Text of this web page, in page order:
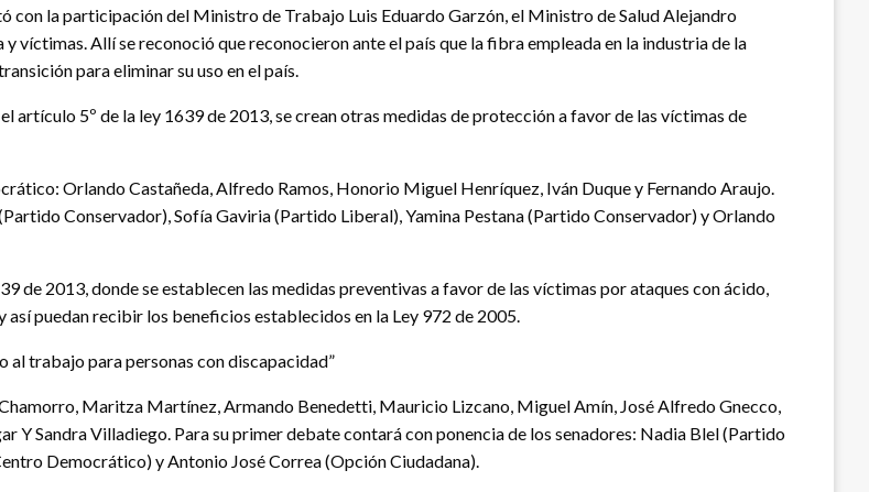
con la participación del Ministro de Trabajo Luis Eduardo Garzón, el Ministro de Salud Alejandro
Allí se reconoció que reconocieron ante el país que la fibra empleada en la industria de la
para eliminar su uso en el país.
artículo 5º de la ley 1639 de 2013, se crean otras medidas de protección a favor de las víctimas de
Orlando Castañeda, Alfredo Ramos, Honorio Miguel Henríquez, Iván Duque y Fernando Araujo.
Conservador), Sofía Gaviria (Partido Liberal), Yamina Pestana (Partido Conservador) y Orlando
de 2013, donde se establecen las medidas preventivas a favor de las víctimas por ataques con ácido,
puedan recibir los beneficios establecidos en la Ley 972 de 2005.
al trabajo para personas con discapacidad”
Maritza Martínez, Armando Benedetti, Mauricio Lizcano, Miguel Amín, José Alfredo Gnecco,
Y Sandra Villadiego. Para su primer debate contará con ponencia de los senadores: Nadia Blel (Partido
Democrático) y Antonio José Correa (Opción Ciudadana).